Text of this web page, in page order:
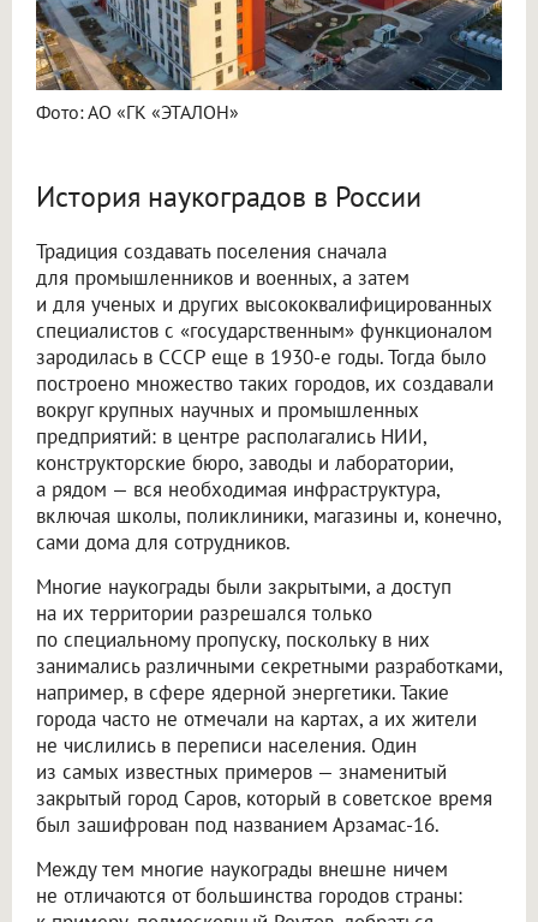
Фото: АО «ГК «ЭТАЛОН»
История наукоградов в России
Традиция создавать поселения сначала
для промышленников и военных, а затем
и для ученых и других высококвалифицированных
специалистов с «государственным» функционалом
зародилась в СССР еще в 1930-е годы. Тогда было
построено множество таких городов, их создавали
вокруг крупных научных и промышленных
предприятий: в центре располагались НИИ,
конструкторские бюро, заводы и лаборатории,
а рядом — вся необходимая инфраструктура,
включая школы, поликлиники, магазины и, конечно,
сами дома для сотрудников.
Многие наукограды были закрытыми, а доступ
на их территории разрешался только
по специальному пропуску, поскольку в них
занимались различными секретными разработками,
например, в сфере ядерной энергетики. Такие
города часто не отмечали на картах, а их жители
не числились в переписи населения. Один
из самых известных примеров — знаменитый
закрытый город Саров, который в советское время
был зашифрован под названием Арзамас-16.
Между тем многие наукограды внешне ничем
не отличаются от большинства городов страны: